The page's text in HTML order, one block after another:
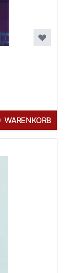
WARENKORB